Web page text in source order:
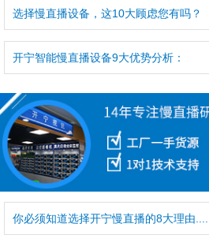
选择慢直播设备，这10大顾虑您有吗？
开宁智能慢直播设备9大优势分析：
你必须知道选择开宁慢直播的8大理由......